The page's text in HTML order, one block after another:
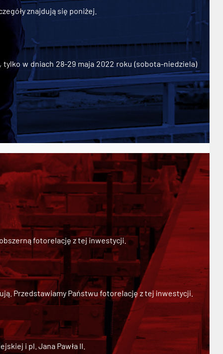
znajdują się poniżej.
w dniach 28-29 maja 2022 roku (sobota-niedziela)
fotorelację z tej inwestycji.
Przedstawiamy Państwu fotorelację z tej inwestycji.
i pl. Jana Pawła II.